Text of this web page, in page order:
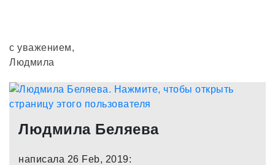
с уважением,
Людмила
Людмила Беляева
написала 26 Feb, 2019: